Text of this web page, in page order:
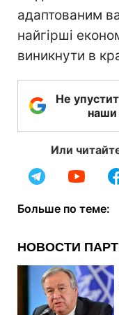
адаптованим
найгірші
виникнути в
Не
наши
Или
Больше по теме: